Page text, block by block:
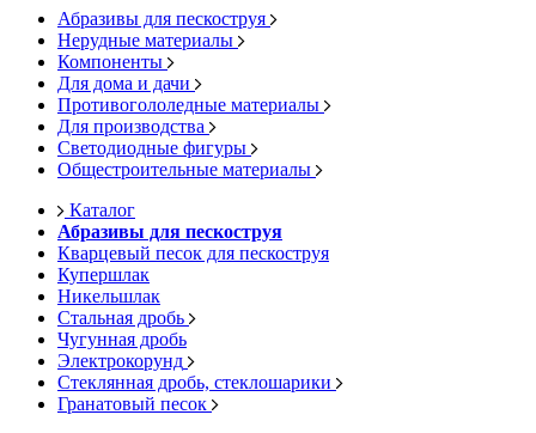
Абразивы для пескоструя
Нерудные материалы
Компоненты
Для дома и дачи
Противогололедные материалы
Для производства
Светодиодные фигуры
Общестроительные материалы
Каталог
Абразивы для пескоструя
Кварцевый песок для пескоструя
Купершлак
Никельшлак
Стальная дробь
Чугунная дробь
Электрокорунд
Стеклянная дробь, стеклошарики
Гранатовый песок